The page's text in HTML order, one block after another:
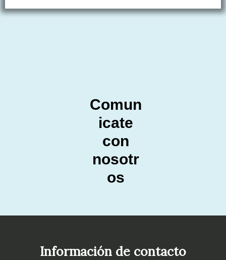
Comun
icate
con
nosotr
os
Información de contacto